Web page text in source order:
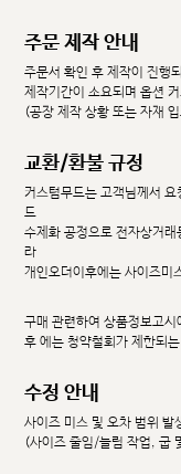
주문 제작 안내
주문서 확인 후 제작이 진행
제작기간이 소요되며 옵션
(공장 제작 상황 또는 자재
교환/환불 규정
커스텀무드는 고객님께서
드
수제화 공정으로 전자상거
라
개인오더이후에는 사이즈미
구매 관련하여 상품정보고시
후 에는 청약철회가 제한되
수정 안내
사이즈 미스 및 오차 범위 발
(사이즈 줄임/늘림 작업, 굽